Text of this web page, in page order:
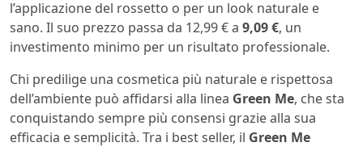
l’applicazione del rossetto o per un look naturale e
sano. Il suo prezzo passa da 12,99 € a 9,09 €, un
investimento minimo per un risultato professionale.
Chi predilige una cosmetica più naturale e rispettosa
dell’ambiente può affidarsi alla linea Green Me, che sta
conquistando sempre più consensi grazie alla sua
efficacia e semplicità. Tra i best seller, il Green Me